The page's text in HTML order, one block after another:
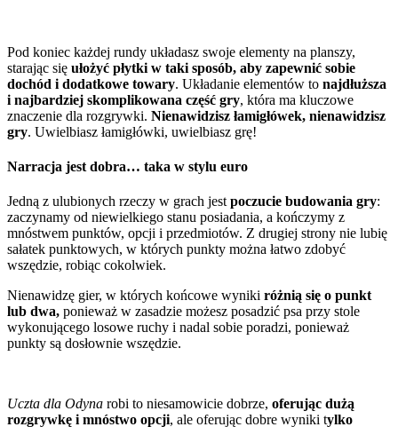
Pod koniec każdej rundy układasz swoje elementy na planszy,
starając się ułożyć płytki w taki sposób, aby zapewnić sobie
dochód i dodatkowe towary. Układanie elementów to najdłuższa
i najbardziej skomplikowana część gry, która ma kluczowe
znaczenie dla rozgrywki. Nienawidzisz łamigłówek, nienawidzisz
gry. Uwielbiasz łamigłówki, uwielbiasz grę!
Narracja jest dobra… taka w stylu euro
Jedną z ulubionych rzeczy w grach jest poczucie budowania gry:
zaczynamy od niewielkiego stanu posiadania, a kończymy z
mnóstwem punktów, opcji i przedmiotów. Z drugiej strony nie lubię
sałatek punktowych, w których punkty można łatwo zdobyć
wszędzie, robiąc cokolwiek.
Nienawidzę gier, w których końcowe wyniki różnią się o punkt
lub dwa, ponieważ w zasadzie możesz posadzić psa przy stole
wykonującego losowe ruchy i nadal sobie poradzi, ponieważ
punkty są dosłownie wszędzie.
Uczta dla Odyna robi to niesamowicie dobrze, oferując dużą
rozgrywkę i mnóstwo opcji, ale oferując dobre wyniki tylko